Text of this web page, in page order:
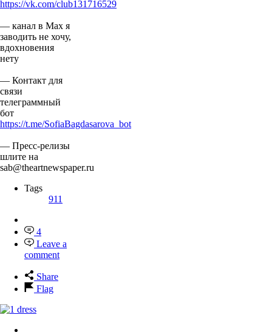
https://vk.com/club131716529
— канал в Мах я
заводить не хочу,
вдохновения
нету
— Контакт для
связи
телеграммный
бот
https://t.me/SofiaBagdasarova_bot
— Пресс-релизы
шлите на
sab@theartnewspaper.ru
Tags
911
4
Leave a
comment
Share
Flag